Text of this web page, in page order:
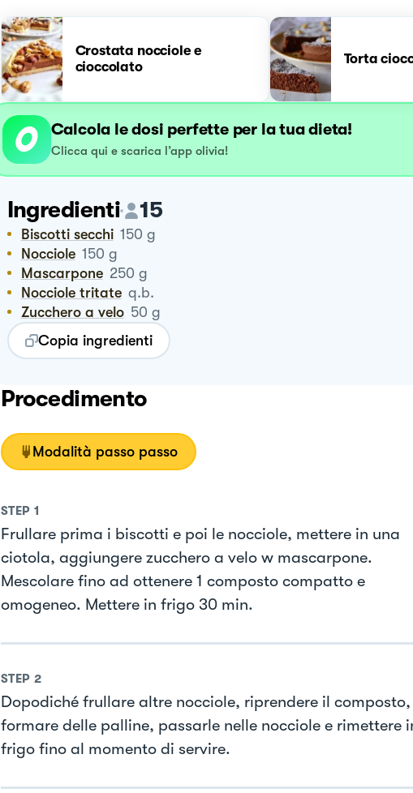
Crostata nocciole e
cioccolato
Torta
Calcola le dosi perfette per la tua dieta!
Clicca qui e scarica l’app olivia!
Ingredienti 15
Biscotti secchi 150 g
Nocciole 150 g
Mascarpone 250 g
Nocciole tritate q.b.
Zucchero a velo 50 g
Copia ingredienti
Procedimento
Modalità passo passo
STEP 1
Frullare prima i biscotti e poi le nocciole, mettere in una
ciotola, aggiungere zucchero a velo w mascarpone.
Mescolare fino ad ottenere 1 composto compatto e
omogeneo. Mettere in frigo 30 min.
STEP 2
Dopodiché frullare altre nocciole, riprendere il composto,
formare delle palline, passarle nelle nocciole e rimettere
frigo fino al momento di servire.